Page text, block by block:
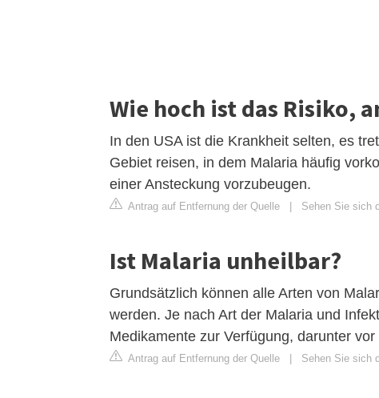
Wie hoch ist das Risiko,
In den USA ist die Krankheit selten, es
Gebiet reisen, in dem Malaria häufig
einer Ansteckung vorzubeugen.
Antrag auf Entfernung der Quelle Sehen Sie sich
Ist Malaria unheilbar?
Grundsätzlich können alle Arten von
werden. Je nach Art der Malaria und
Medikamente zur Verfügung, darunter
Antrag auf Entfernung der Quelle Sehen Sie sich